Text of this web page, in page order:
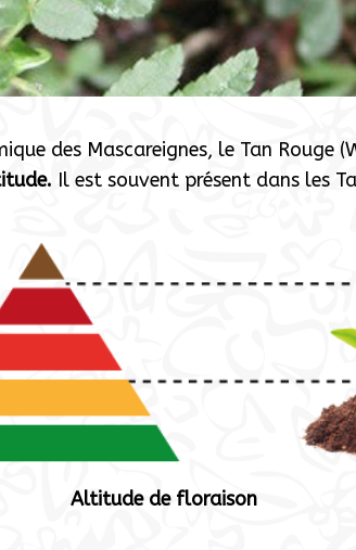
des Mascareignes, le Tan
Il est souvent présent dans les
Altitude de floraison